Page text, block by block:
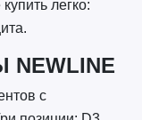
легко:
с